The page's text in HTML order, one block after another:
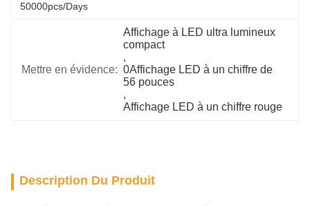
50000pcs/days
Mettre en évidence:
Affichage à LED ultra lumineux
compact
,
0Affichage LED à un chiffre de
56 pouces
,
Affichage LED à un chiffre rouge
Description Du Produit